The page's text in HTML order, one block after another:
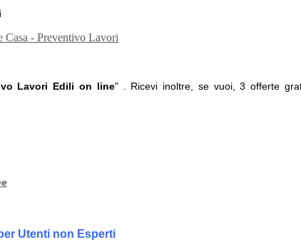
Lavori Edili on line" . Ricevi inoltre, se vuoi, 3 offerte
Utenti non Esperti